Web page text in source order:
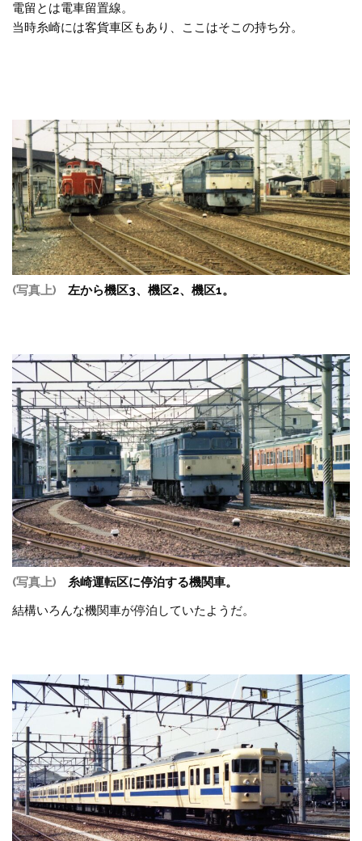
電留とは電車留置線。
当時糸崎には客貨車区もあり、ここはそこの持ち分。
(写真上) 左から機区3、機区2、機区1。
(写真上)
糸崎運転区に停泊する機関車。
結構いろんな機関車が停泊していたようだ。